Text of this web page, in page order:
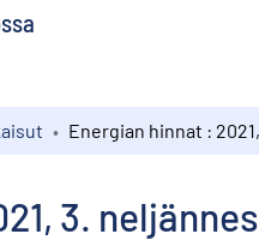
3. neljännes